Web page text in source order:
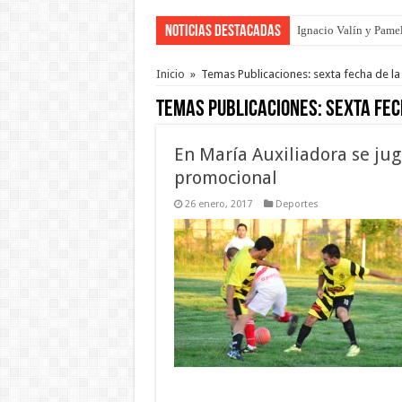
Noticias Destacadas Ignacio Valín y
Inicio » Temas Publicaciones: sexta fecha de
Temas Publicaciones:sexta
En María Auxiliadora se
promocional
26 enero, 2017 Deportes